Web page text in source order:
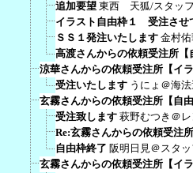
追加要望 東西 天狐/スタッフ
イラスト自由枠１ 受注させ
ＳＳ１発注いたします 金村
高渡さんからの依頼受注所【
涼華さんからの依頼受注所【イラ
受注いたします うにょ＠海
玄霧さんからの依頼受注所【自由
受注致します 萩野むつき＠
Re:玄霧さんからの依頼受注
自由枠終了 阪明日見＠スタッ
玄霧さんからの依頼受注所【イラ